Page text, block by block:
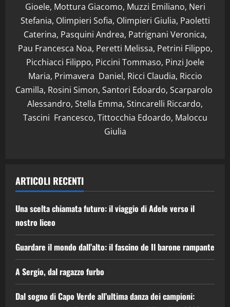
Gioele, Mottura Giacomo, Muzzi Emiliano, Neri
Stefania, Olimpieri Sofia, Olimpieri Giulia, Paoletti
Caterina, Pasquini Andrea, Patrignani Veronica,
Pau Francesca Noa, Peretti Melissa, Petrini Filippo,
Picchiacci Filippo, Piccini Tommaso, Pinzi Joele
Maria, Primavera Daniel, Ricci Claudia, Riccio
Camilla, Rosini Simon, Santori Edoardo, Scarparolo
Alessandro, Stella Emma, Stincarelli Riccardo,
Tascini Francesco, Tittocchia Edoardo, Maloccu
Giulia
ARTICOLI RECENTI
Una scelta chiamata futuro: il viaggio di Adele verso il
nostro liceo
Guardare il mondo dall’alto: il fascino de Il barone rampante
A Sergio, dal ragazzo furbo
Dal sogno di Capo Verde all’ultima danza dei campioni: